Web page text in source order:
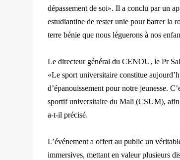
dépassement de soi». Il a conclu par un
estudiantine de rester unie pour barrer la
terre bénie que nous léguerons à nos
Le directeur général du CENOU, le Pr
«Le sport universitaire constitue
d’épanouissement pour notre jeunesse.
sportif universitaire du Mali (CSUM), afin
a-t-il précisé.
L’événement a offert au public un
immersives, mettant en valeur plusieurs